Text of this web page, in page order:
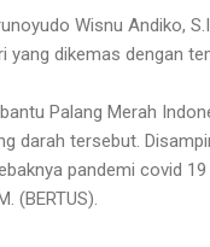
Wisnu Andiko,
yang dikemas dengan
Palang Merah
darah tersebut.
pandemi covid
(BERTUS).